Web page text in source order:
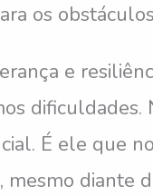
os
e
dificuldades.
É ele que
diante